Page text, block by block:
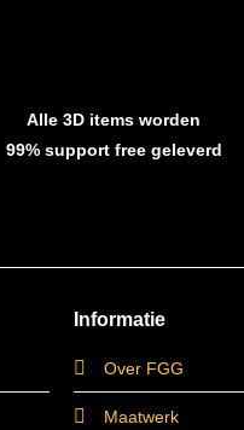
Alle 3D items worden
99% support free geleverd
Informatie
Over FGG
Maatwerk